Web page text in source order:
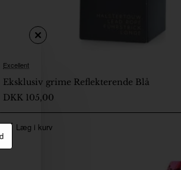
2-5 Dage
Excellent
Eksklusiv grime Reflekterende Blå
DKK 105,00
Læg i kurv